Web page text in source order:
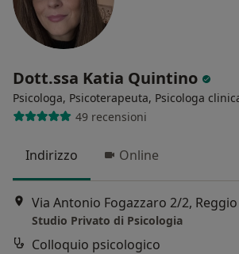
Dott.ssa Katia Quintino
Psicologa, Psicoterapeuta, Psicologa
49 recensioni
Indirizzo Online
Via Antonio Fogazzaro 2/2,
Studio Privato di Psicologia
Colloquio psicologico